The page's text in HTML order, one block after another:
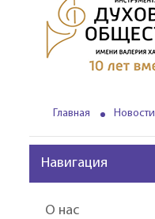
Главная Новости
Навигация
О нас